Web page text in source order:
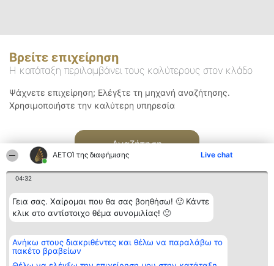
ΑΕΤΟΊ της διαφήμισης Live chat
04:32
Γεια σας. Χαίρομαι που θα σας βοηθήσω! 🙂 Κάντε
κλικ στο αντίστοιχο θέμα συνομιλίας! 🙂
Ανήκω στους διακριθέντες και θέλω να παραλάβω το
πακέτο βραβείων
Βρείτε επιχείρηση
Η κατάταξη περιλαμβάνει τους καλύτερους στον κλάδο
Ψάχνετε επιχείρηση; Ελέγξτε τη μηχανή αναζήτησης.
Χρησιμοποιήστε την καλύτερη υπηρεσία
Αναζήτηση
Διοργανωτής της
κατάταξης
BEAUTIFUL COMPANY
Κατάταξη
Διακριθέντες
των
Επικοινωνία
Επικοινωνία